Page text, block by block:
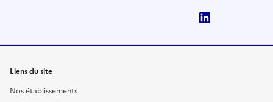
Liens du site
Nos établissements